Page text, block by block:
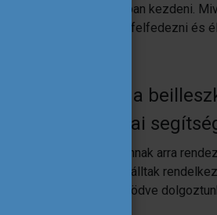
szerettem korábban kezdeni.
volna még világosban felfedezni és
a munkatársak a
szakmai
már teljesen be vannak arra
prezentációk, kisfilmek álltak
szorosan együttműködve